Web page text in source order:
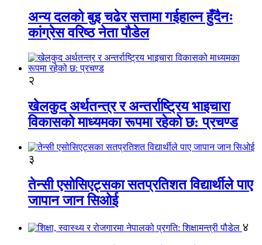
अन्य दलको बुइ चढेर सत्तामा गईहाल्न हुँदैनः
कांग्रेस वरिष्ठ नेता पौडेल
२
खेलकुद अर्थतन्त्र र अन्तर्राष्ट्रिय भाइचारा
विकासको माध्यमका रूपमा रहेको छ: प्रचण्ड
३
तेन्सी एसोसिएट्सका सतप्रतिशत विद्यार्थीले पाए
जापान जान सिओई
४